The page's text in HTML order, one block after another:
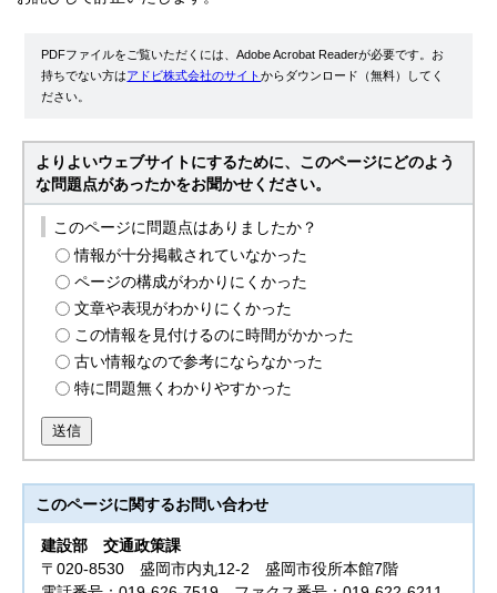
PDFファイルをご覧いただくには、Adobe Acrobat Readerが必要です。お
持ちでない方はアドビ株式会社のサイトからダウンロード（無料）してく
ださい。
よりよいウェブサイトにするために、このページにどのよう
な問題点があったかをお聞かせください。
このページに問題点はありましたか？
情報が十分掲載されていなかった
ページの構成がわかりにくかった
文章や表現がわかりにくかった
この情報を見付けるのに時間がかかった
古い情報なので参考にならなかった
特に問題無くわかりやすかった
送信
このページに関するお問い合わせ
建設部交通政策課
〒020-8530 盛岡市内丸12-2 盛岡市役所本館7階